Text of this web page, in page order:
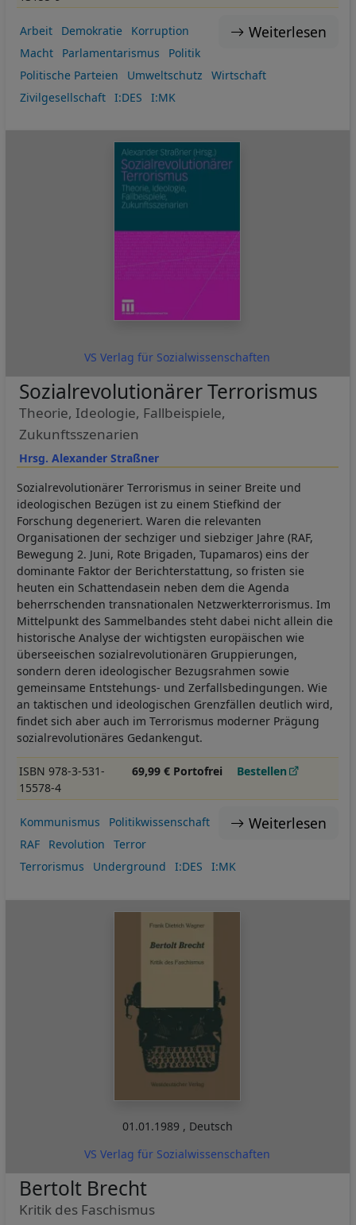
Weiterlesen
Arbeit Demokratie
Korruption
Macht
Parlamentarismus
Politik
Politische Parteien
Umweltschutz
Wirtschaft
Zivilgesellschaft
I:DES I:MK
VS Verlag für Sozialwissenschaften
Hrsg. Alexander Straßner
Sozialrevolutionärer Terrorismus
Theorie, Ideologie, Fallbeispiele,
Zukunftsszenarien
Sozialrevolutionärer Terrorismus in seiner Breite und
ideologischen Bezügen ist zu einem Stiefkind der
Forschung degeneriert. Waren die relevanten
Organisationen der sechziger und siebziger Jahre (RAF,
Bewegung 2. Juni, Rote Brigaden, Tupamaros) eins der
dominante Faktor der Berichterstattung, so fristen sie
heuten ein Schattendasein neben dem die Agenda
beherrschenden transnationalen Netzwerkterrorismus. Im
Mittelpunkt des Sammelbandes steht dabei nicht allein die
historische Analyse der wichtigsten europäischen wie
überseeischen sozialrevolutionären Gruppierungen,
sondern deren ideologischer Bezugsrahmen sowie
gemeinsame Entstehungs- und Zerfallsbedingungen. Wie
an taktischen und ideologischen Grenzfällen deutlich wird,
findet sich aber auch im Terrorismus moderner Prägung
sozialrevolutionäres Gedankengut.
ISBN 978-3-531-
15578-4
69,99 € Portofrei Bestellen
Weiterlesen
Kommunismus
Politikwissenschaft
RAF
Revolution
Terror
Terrorismus
Underground I:DES I:MK
01.01.1989 , Deutsch
VS Verlag für Sozialwissenschaften
Bertolt Brecht
Kritik des Faschismus